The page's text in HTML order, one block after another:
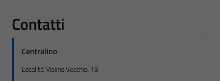
Contatti
Centralino
Località Molino Vecchio, 13